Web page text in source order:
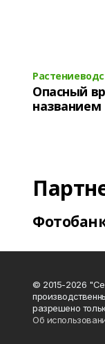
Опасный
названием
© 2015-2026
разрешено
Об